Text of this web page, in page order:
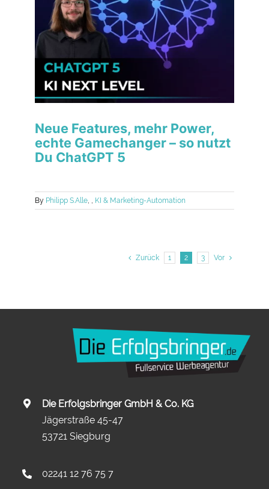
Neue Features, mehr Power,
echte Gamechanger – so nutzt
Du ChatGPT 5
By Philipp S.Alle, , KI & Marketing-Automation
Zurück 1 2 3 Vor
Die Erfolgsbringer GmbH & Co. KG
Jägerstraße 45-47
53721 Siegburg
02241 12 76 75 7